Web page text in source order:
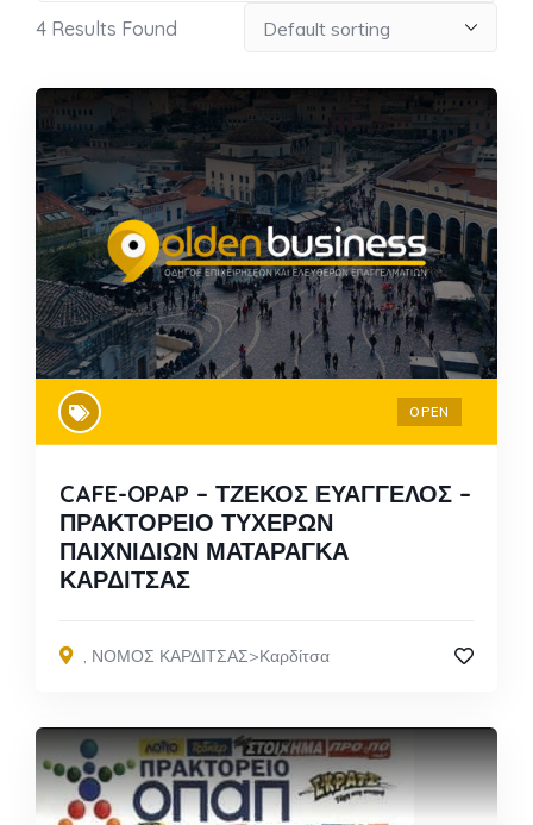
4 Results Found
OPEN
CAFE-OPAP – ΤΖΕΚΟΣ ΕΥΑΓΓΕΛΟΣ –
ΠΡΑΚΤΟΡΕΙΟ ΤΥΧΕΡΩΝ
ΠΑΙΧΝΙΔΙΩΝ ΜΑΤΑΡΑΓΚΑ
ΚΑΡΔΙΤΣΑΣ
, ΝΟΜΟΣ ΚΑΡΔΙΤΣΑΣ>Καρδίτσα